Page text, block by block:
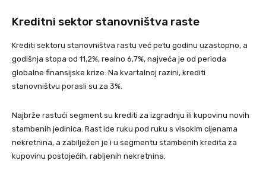
Kreditni sektor stanovništva raste
Krediti sektoru stanovništva rastu već petu godinu uzastopno, a
godišnja stopa od 11,2%, realno 6,7%, najveća je od perioda
globalne finansijske krize. Na kvartalnoj razini, krediti
stanovništvu porasli su za 3%.
Najbrže rastući segment su krediti za izgradnju ili kupovinu novih
stambenih jedinica. Rast ide ruku pod ruku s visokim cijenama
nekretnina, a zabilježen je i u segmentu stambenih kredita za
kupovinu postojećih, rabljenih nekretnina.